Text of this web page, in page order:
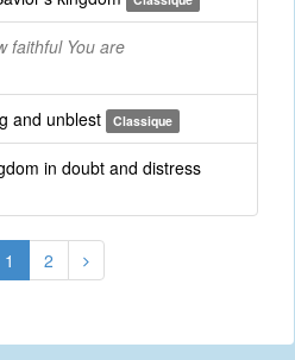
faithful You are
and unblest Classique
in doubt and distress
1 2